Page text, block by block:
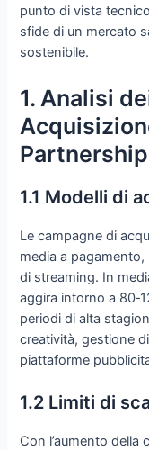
punto di vista
sfide di un mercato
sostenibile.
1. Analisi
Partnership
1.1 Modelli di
Le campagne di
media a
di streaming. In
aggira intorno a
periodi di alta
creatività, gestione
piattaforme
1.2 Limiti di
Con l’aumento